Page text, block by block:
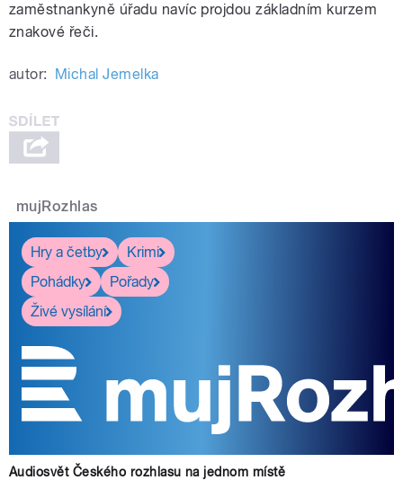
zaměstnankyně úřadu navíc projdou základním kurzem
znakové řeči.
autor: Michal Jemelka
mujRozhlas
Hry a četby
Krimi
Pohádky
Pořady
Živé vysílání
Audiosvět Českého rozhlasu na jednom místě